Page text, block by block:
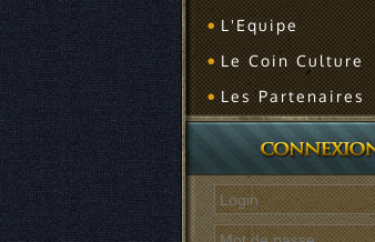
L'Equipe
Le Coin Culture
Les Partenaires